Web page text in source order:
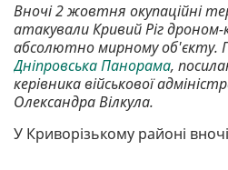
Вночі 2 жовтня окупаційні
атакували Кривий Ріг дроном-
абсолютно мирному об'єкту.
Дніпровська Панорама,
керівника військової
Олександра Вілкула.
У Криворізькому районі